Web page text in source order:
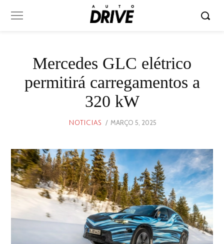
Mercedes GLC elétrico
permitirá carregamentos a
320 kW
NOTICIAS
POSTED
MARÇO 5, 2025